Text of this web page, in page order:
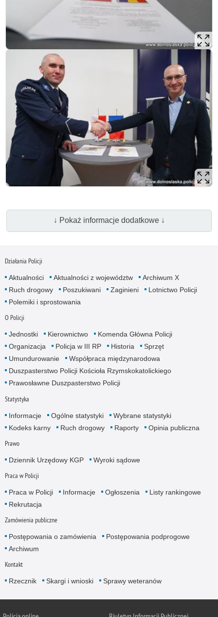
↓ Pokaż informacje dodatkowe ↓
Działania Policji
Aktualności Aktualności z województw
Archiwum X
Ruch drogowy
Poszukiwani Zaginieni
Lotnictwo Policji
Polemiki i sprostowania
O Policji
Jednostki Kierownictwo
Komenda Główna Policji
Organizacja
Policja w III RP Historia
Sprzęt
Umundurowanie
Współpraca międzynarodowa
Duszpasterstwo Policji Kościoła Rzymskokatolickiego
Prawosławne Duszpasterstwo Policji
Statystyka
Informacje Ogólne statystyki
Wybrane statystyki
Kodeks karny
Ruch drogowy Raporty Opinia publiczna
Prawo
Dziennik Urzędowy KGP Wyroki sądowe
Praca w Policji
Praca w Policji Informacje Ogłoszenia
Listy rankingowe
Rekrutacja
Zamówienia publiczne
Postępowania o zamówienia
Postępowania podprogowe
Archiwum
Kontakt
Rzecznik Skargi i wnioski Sprawy weteranów